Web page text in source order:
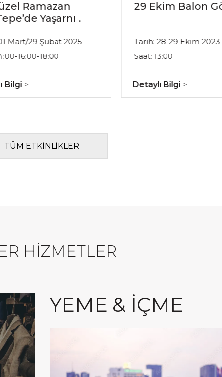
Ramazan
Yaşarnı .
Mart/29 Şubat 2025
16:00-18:00
Bilgi
29 Ekim Balon
Tarih: 28-29 Ekim 2023
Saat: 13:00
Detaylı Bilgi
TÜM ETKİNLİKLER
HİZMETLER
YEME & İÇME